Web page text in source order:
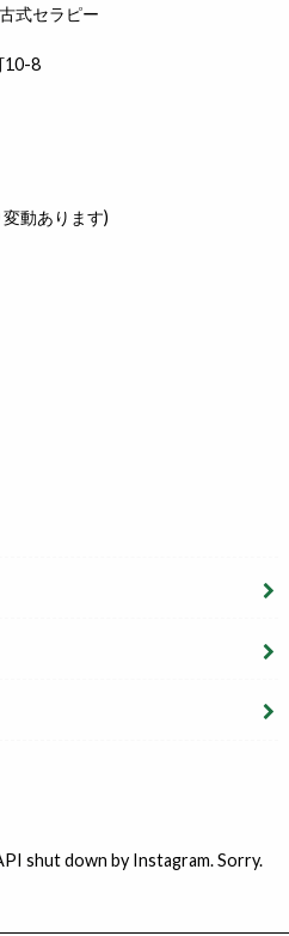
式セラピー
10-8
動あります)
shut down by Instagram. Sorry.